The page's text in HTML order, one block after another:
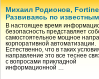
Михаил Родионов,
Развиваясь по
В настоящее время
безопасность представляет
самостоятельное мощное
корпоративной автоматизации.
Естественно, что в таких
направление это все теснее
с вопросами прикладной
информационной …